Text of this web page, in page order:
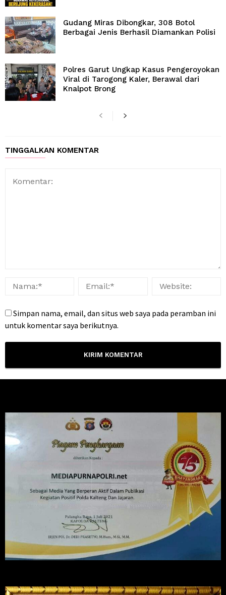
Gudang Miras Dibongkar, 308 Botol
Berbagai Jenis Berhasil Diamankan Polisi
Polres Garut Ungkap Kasus Pengeroyokan
Viral di Tarogong Kaler, Berawal dari
Knalpot Brong
TINGGALKAN KOMENTAR
Simpan nama, email, dan situs web saya pada peramban ini
untuk komentar saya berikutnya.